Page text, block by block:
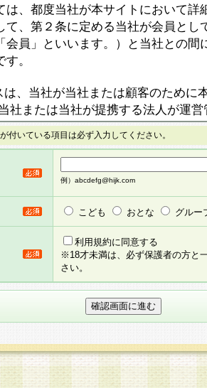
は、都度当社が本サイトにおいて詳
て、第２条に定める当社が会員とし
会員」といいます。）と当社との間
。
は、当社が当社または顧客のために
社または当社が提携する法人が運
サイト」といいます。）上に本サー
会員がアンケー ト調査に回答する
を当社が集計・分析その他の利用を
なお、本サービスは、それぞれの目
サービスの依頼を行うこともあり、
に対して本サービスの依頼をすると
員の事前の承諾を得ることなく、当
て、本規約を任意に制定、変更ま
ます。改定後の本規約等は、本規約
きに、その 他の諸規定については
生じるものとします。
会員登録希望者による会員登録手続
付いている項目は必ず入力してください。
例）abcdefg@hijk.com
こども おとな グルー
利用規約に同意する
※18才未満は、必ず保護者の方と
さい。